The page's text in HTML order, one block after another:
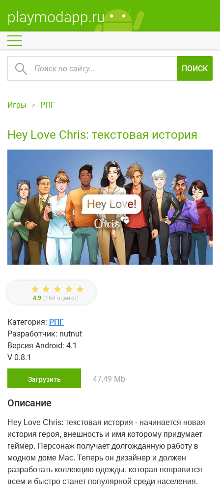
playmodapp.ru
ПОИСК
Игры РПГ
Hey Love Chris: текстовая история
4.9 (168 оценки)
Категория: РПГ
Разработчик: nutnut
Версия Android: 4.1
V 0.8.1
Загрузить 47,49 Mb
Описание
Hey Love Chris: текстовая история - начинается новая
история героя, внешность и имя которому придумает
геймер. Персонаж получает долгожданную работу в
модном доме Мас. Теперь он дизайнер и должен
разработать коллекцию одежды, которая понравится
всем и быстро станет популярной среди населения.